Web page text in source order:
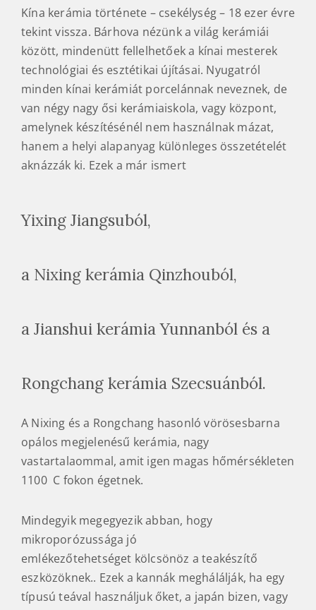
Kína kerámia története – csekélység – 18 ezer évre
tekint vissza. Bárhova nézünk a világ kerámiái
között, mindenütt fellelhetőek a kínai mesterek
technológiai és esztétikai újításai. Nyugatról
minden kínai kerámiát porcelánnak neveznek, de
van négy nagy ősi kerámiaiskola, vagy központ,
amelynek készítésénél nem használnak mázat,
hanem a helyi alapanyag különleges összetételét
aknázzák ki. Ezek a már ismert
Yixing Jiangsuból,
a Nixing kerámia Qinzhouból,
a Jianshui kerámia Yunnanból és a
Rongchang kerámia Szecsuánból.
A Nixing és a Rongchang hasonló vörösesbarna
opálos megjelenésű kerámia, nagy
vastartalaommal, amit igen magas hőmérsékleten
1100 C fokon égetnek.
Mindegyik megegyezik abban, hogy
mikroporózussága jó
emlékezőtehetséget kölcsönöz a teakészítő
eszközöknek.. Ezek a kannák meghálálják, ha egy
típusú teával használjuk őket, a japán bizen, vagy